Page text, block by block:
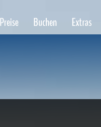
Buchen Extras